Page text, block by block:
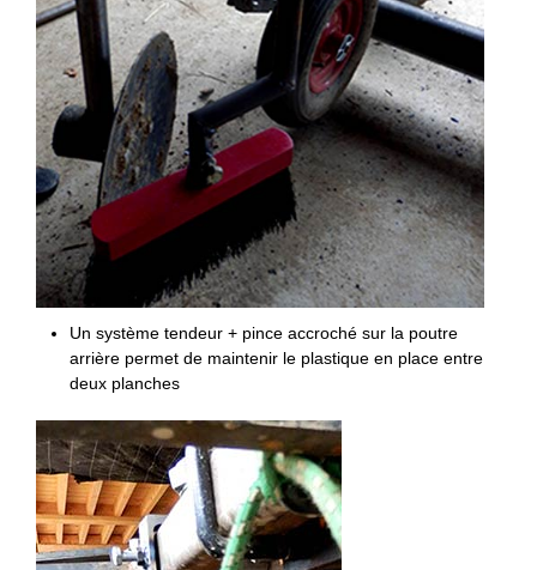
Un système tendeur + pince accroché sur la poutre
arrière permet de maintenir le plastique en place entre
deux planches